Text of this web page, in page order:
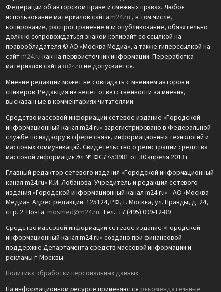
Федерации об авторском праве и смежных правах. Любое
использование материалов сайта m24.ru , в том числе,
копирование, распространение или опубликование, обязательно
должно сопровождаться знаком копирайт со ссылкой на
правообладателя © АО «Москва Медиа», а также гиперссылкой на
сайт m24.ru как на первоисточник информации. Переработка
материалов сайта m24.ru не допускается.
Мнение редакции может не совпадать с мнением авторов и
спикеров. Редакция не несет ответственности за мнения,
высказанные в комментариях читателями.
Средство массовой информации сетевое издание «Городской
информационный канал m24.ru» зарегистрировано в Федеральной
службе по надзору в сфере связи, информационных технологий и
массовых коммуникаций. Свидетельство о регистрации средства
массовой информации Эл № ФС77-53981 от 30 апреля 2013 г.
Главный редактор сетевого издания «Городской информационный
канал m24.ru» И.И. Лобанова. Учредитель и редакция сетевого
издания «Городской информационный канал m24.ru» - АО «Москва
Медиа». Адрес редакции: 125124, РФ, г. Москва, ул. Правды, д. 24,
стр. 2. Почта: mosmed@m24.ru. Тел.: +7 (495) 009-12-89
Средство массовой информации сетевое издание «Городской
информационный канал m24.ru» создано при финансовой
поддержке Департамента средств массовой информации и
рекламы г. Москвы.
Политика обработки персональных данных
На информационном ресурсе применяются рекомендательные